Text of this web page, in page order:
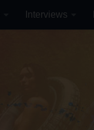
Interviews